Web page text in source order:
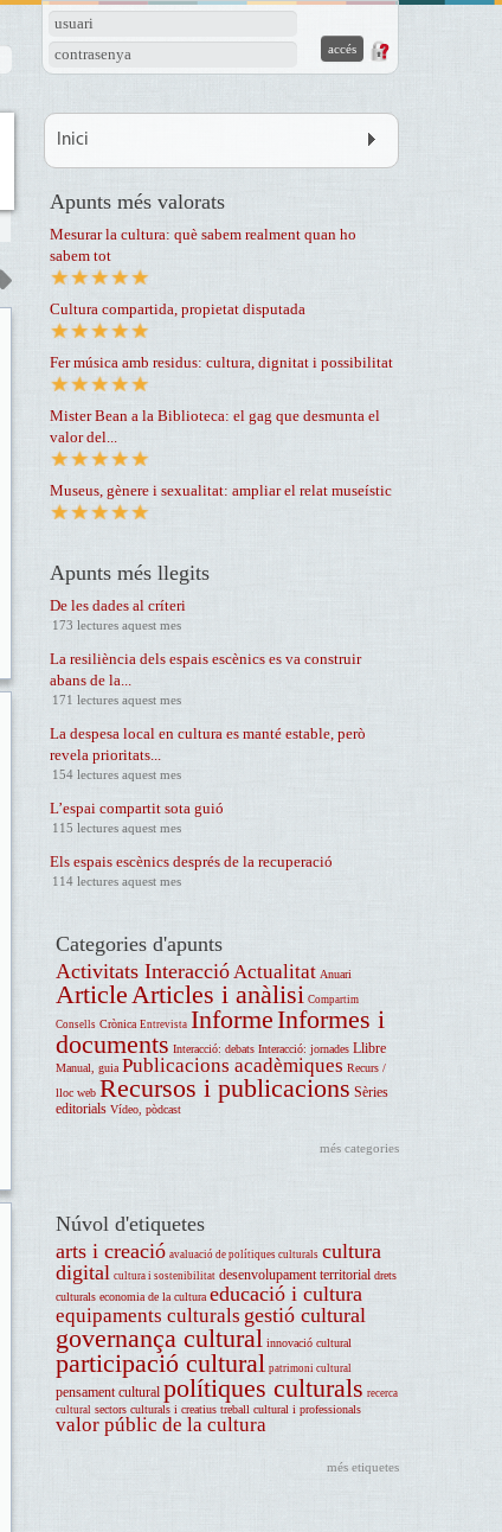
usuari
contrasenya
Inici
Apunts més valorats
Mesurar la cultura: què sabem realment quan ho
sabem tot
Cultura compartida, propietat disputada
Fer música amb residus: cultura, dignitat i possibilitat
Mister Bean a la Biblioteca: el gag que desmunta el
valor del...
Museus, gènere i sexualitat: ampliar el relat museístic
Apunts més llegits
De les dades al críteri
173 lectures aquest mes
La resiliència dels espais escènics es va construir
abans de la...
171 lectures aquest mes
La despesa local en cultura es manté estable, però
revela prioritats...
154 lectures aquest mes
L’espai compartit sota guió
115 lectures aquest mes
Els espais escènics després de la recuperació
114 lectures aquest mes
Categories d'apunts
Activitats InteraccióActualitat Anuari
ArticleArticles i anàlisi Compartim
Consells Crònica Entrevista InformeInformes i
documents Interacció: debats Interacció: jornades Llibre
Manual, guia Publicacions acadèmiques Recurs /
lloc web Recursos i publicacions Sèries
editorials Vídeo, pòdcast
més categories
Núvol d'etiquetes
arts i creació avaluació de polítiques culturals cultura
digital cultura i sostenibilitat desenvolupament territorial drets
culturals economia de la cultura educació i cultura
equipaments culturals gestió cultural
governança cultural innovació cultural
participació cultural patrimoni cultural
pensament cultural polítiques culturals recerca
cultural sectors culturals i creatius treball cultural i professionals
valor públic de la cultura
més etiquetes